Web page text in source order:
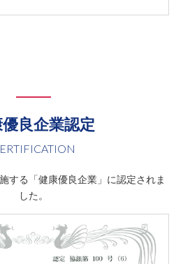
良企業認定
する「健康優良企業」に認定されま
した。